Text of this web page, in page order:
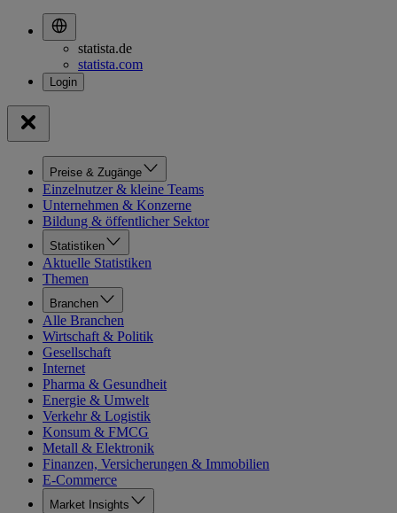
statista.de
statista.com
Preise & Zugänge
Einzelnutzer & kleine Teams
Unternehmen & Konzerne
Bildung & öffentlicher Sektor
Statistiken
Aktuelle Statistiken
Themen
Branchen
Alle Branchen
Wirtschaft & Politik
Gesellschaft
Internet
Pharma & Gesundheit
Energie & Umwelt
Verkehr & Logistik
Konsum & FMCG
Metall & Elektronik
Finanzen, Versicherungen & Immobilien
E-Commerce
Market Insights